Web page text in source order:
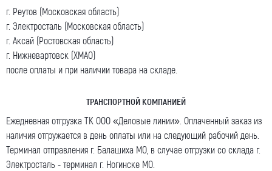
г. Реутов (Московская область)
г. Электросталь (Московская область)
г. Аксай (Ростовская область)
г. Нижневартовск (ХМАО)
после оплаты и при наличии товара на складе.
ТРАНСПОРТНОЙ КОМПАНИЕЙ
Ежедневная отгрузка ТК ООО «Деловые линии». Оплаченный заказ из
наличия отгружается в день оплаты или на следующий рабочий день.
Терминал отправления г. Балашиха МО, в случае отгрузки со склада г.
Электросталь - терминал г. Ногинске МО.